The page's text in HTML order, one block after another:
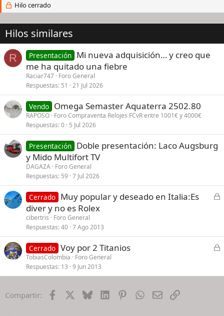
Hilo cerrado
Hilos similares
R Presentación Mi nueva adquisición… y creo que
me ha quitado una fiebre
Raciar747 Foro General
Respuestas 51 21 Jul 2026
Vendo Omega Semaster Aquaterra 2502.80
RAPOSO Foro Compraventa Relojes FCvR entre 1001€ y 4000€
Respuestas 0 5 Jul 2026
Presentación Doble presentación: Laco Augsburg
y Mido Multifort TV
DAGAZA Foro General
Respuestas 59 7 Jul 2026
C
a
d
Cerrado Muy popular y deseado en Italia:Es
diver y no es Rolex
cibertris
Foro General
Respuestas 40 7 Ago 2013
C
r
Cerrado Voy por 2 Titanios
TobiasColombia
Foro General
Respuestas 13 9 Jun 2013
Compartir: Facebook BlueskyLinkedInPinterestWhatsApp
EmailEnlace